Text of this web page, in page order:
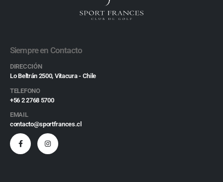
Siempre en Contacto
DIRECCIÓN
Lo Beltrán 2500, Vitacura - Chile
TELEFONO
+56 2 2768 5700
EMAIL
contacto@sportfrances.cl